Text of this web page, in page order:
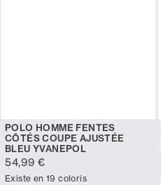
POLO HOMME FENTES
CÔTÉS COUPE AJUSTÉE
BLEU YVANEPOL
54,99 €
Existe en 19 coloris